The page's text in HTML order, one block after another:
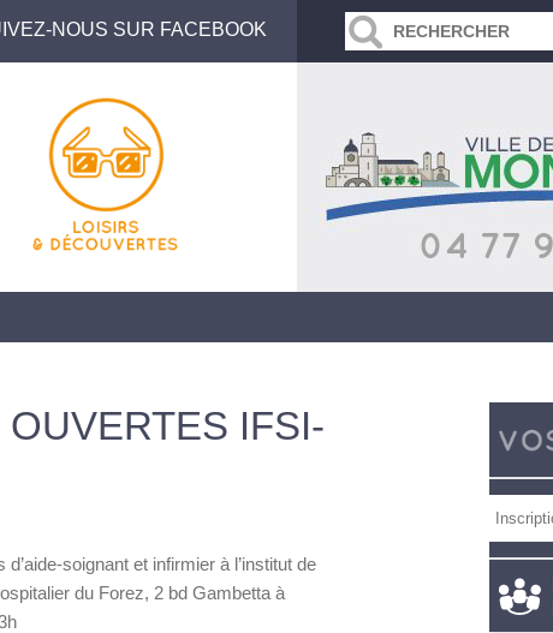
NOUS SUR FACEBOOK
IFSI-
soignant et infirmier à l’institut de
du Forez, 2 bd Gambetta à